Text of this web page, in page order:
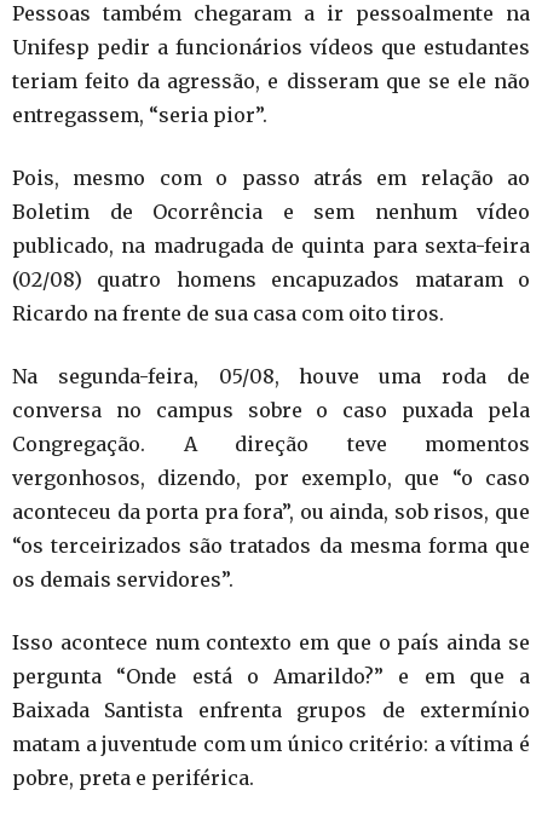
Pessoas também chegaram a ir pessoalmente na
Unifesp pedir a funcionários vídeos que estudantes
teriam feito da agressão, e disseram que se ele não
entregassem, “seria pior”.
Pois, mesmo com o passo atrás em relação ao
Boletim de Ocorrência e sem nenhum vídeo
publicado, na madrugada de quinta para sexta-feira
(02/08) quatro homens encapuzados mataram o
Ricardo na frente de sua casa com oito tiros.
Na segunda-feira, 05/08, houve uma roda de
conversa no campus sobre o caso puxada pela
Congregação. A direção teve momentos
vergonhosos, dizendo, por exemplo, que “o caso
aconteceu da porta pra fora”, ou ainda, sob risos, que
“os terceirizados são tratados da mesma forma que
os demais servidores”.
Isso acontece num contexto em que o país ainda se
pergunta “Onde está o Amarildo?” e em que a
Baixada Santista enfrenta grupos de extermínio
matam a juventude com um único critério: a vítima é
pobre, preta e periférica.